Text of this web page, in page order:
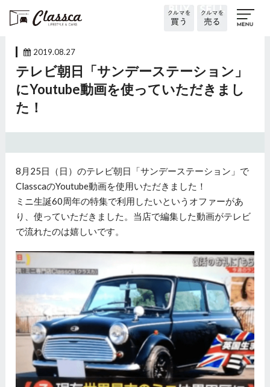
2019.08.27
テレビ朝日「サンデーステーション」
にYoutube動画を使っていただきまし
た！
8月25日（日）のテレビ朝日「サンデーステーション」で
ClasscaのYoutube動画を使用いただきました！
ミニ生誕60周年の特集で利用したいというオファーがあ
り、使っていただきました。当店で編集した動画がテレビ
で流れたのは嬉しいです。